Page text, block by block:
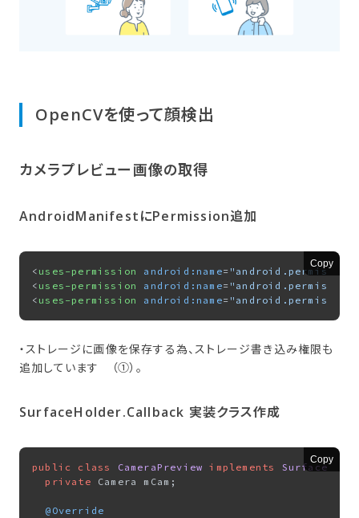
OpenCVを​使って​顔検出
カメラプレビュー画像の​取得
AndroidManifestに​Permission追加
Copy
< uses-permission android:name=
< uses-permission android:name=
< uses-permission android:name=
・ストレージに画像を保存する為、ストレージ書き込み権限も
追加しています （①）。
SurfaceHolder.Callback 実装クラス作成
Copy
public class CameraPreview implements
private Camera mCam;
@Override